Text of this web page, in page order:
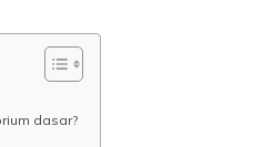
dasar?